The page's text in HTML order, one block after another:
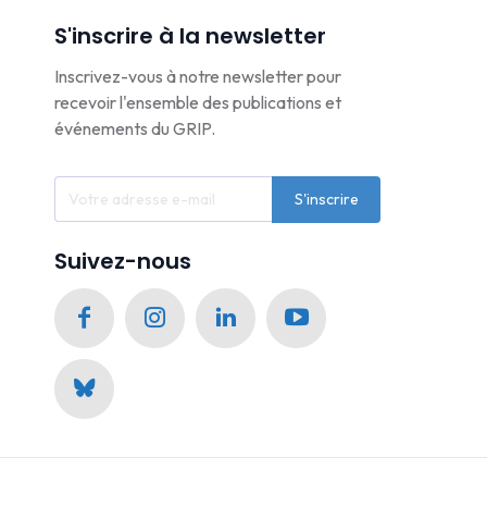
S'inscrire à la newsletter
Inscrivez-vous à notre newsletter pour
recevoir l'ensemble des publications et
événements du GRIP.
S'inscrire
Suivez-nous